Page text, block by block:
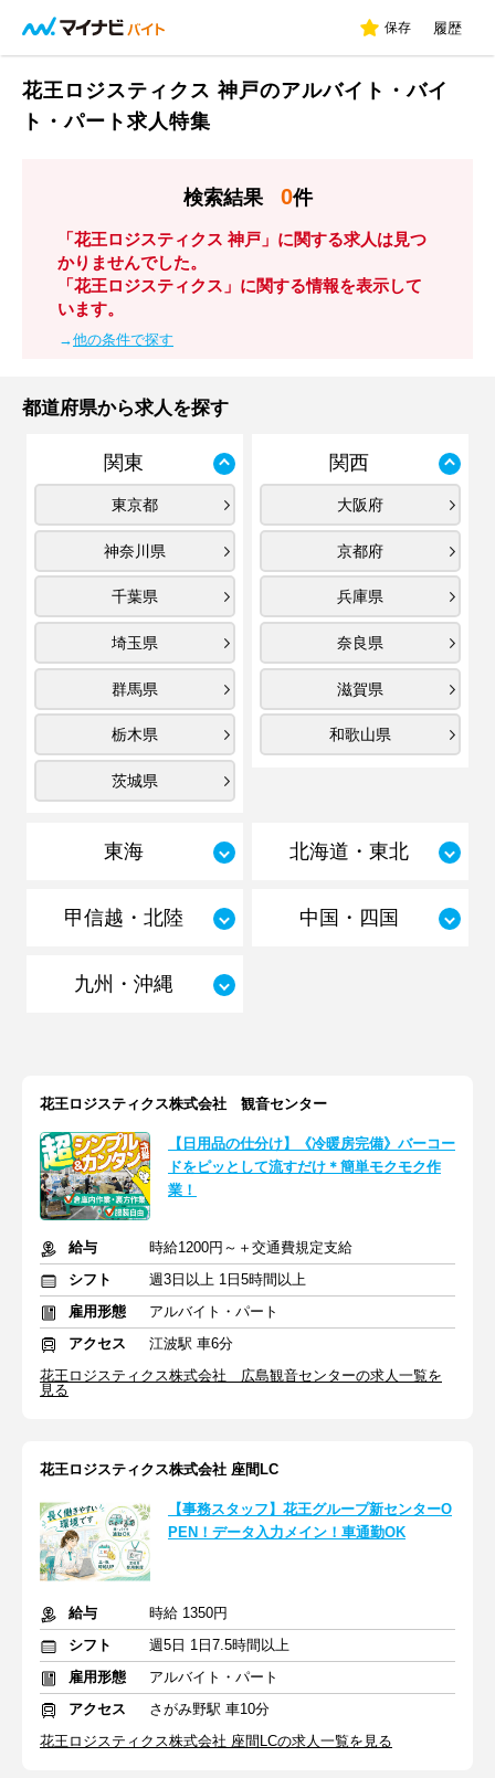
保存 履歴
花王ロジスティクス 神戸のアルバイト・バイ
ト・パート求人特集
検索結果 0件
「花王ロジスティクス 神戸」に関する求人は見つ
かりませんでした。
「花王ロジスティクス」に関する情報を表示して
います。
→他の条件で探す
都道府県から求人を探す
関東
東京都
神奈川県
千葉県
埼玉県
群馬県
栃木県
茨城県
関西
大阪府
京都府
兵庫県
奈良県
滋賀県
和歌山県
東海 北海道・東北
甲信越・北陸 中国・四国
九州・沖縄
花王ロジスティクス株式会社 観音センター
【日用品の仕分け】《冷暖房完備》バーコー
ドをピッとして流すだけ＊簡単モクモク作
業！
給与
時給1200円～＋交通費規定支給
シフト
週3日以上 1日5時間以上
雇用形態
アルバイト・パート
アクセス
江波駅 車6分
花王ロジスティクス株式会社 広島観音センターの求人一覧を
見る
花王ロジスティクス株式会社 座間LC
【事務スタッフ】花王グループ新センターO
PEN！データ入力メイン！車通勤OK
給与
時給 1350円
シフト
週5日 1日7.5時間以上
雇用形態
アルバイト・パート
アクセス
さがみ野駅 車10分
花王ロジスティクス株式会社 座間LCの求人一覧を見る